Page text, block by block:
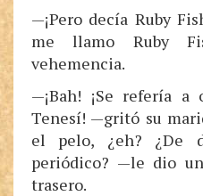
—¡Pero decía Ruby
me llamo Ruby
vehemencia.
—¡Bah! ¡Se refería
Tenesí! —gritó su
el pelo, ¿eh? ¿De
periódico? —le dio
trasero.